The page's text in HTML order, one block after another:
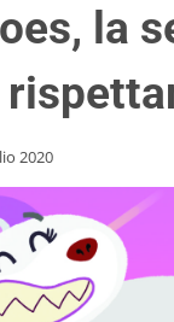
la
2020